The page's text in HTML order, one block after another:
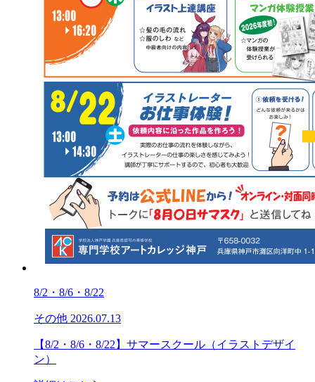
8/2・8/6・8/22
その他 2026.07.13
【8/2・8/6・8/22】サマースクール（イラストデザイ
ン）